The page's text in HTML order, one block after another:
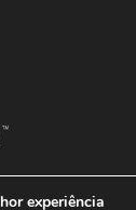
experiência